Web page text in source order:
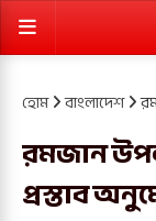
হোম বাংলাদেশ
রমজান
প্রস্তাব